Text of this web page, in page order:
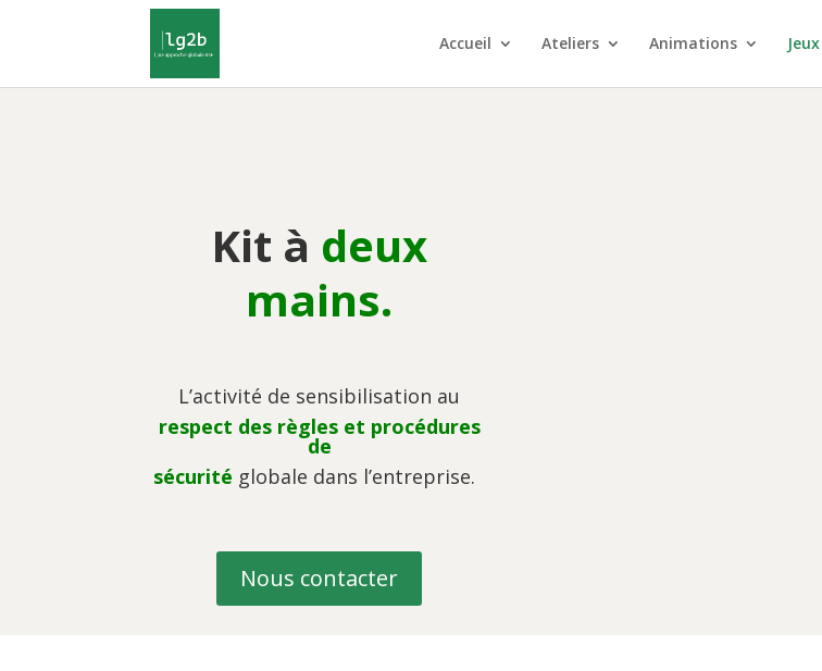
Accueil Ateliers Animations
Kit à deux
mains.
L’activité de sensibilisation au
respect des règles et procédures
de
sécurité globale dans l’entreprise.
Nous contacter